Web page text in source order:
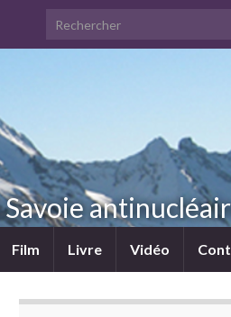
Search for:
Film Livre Vidéo